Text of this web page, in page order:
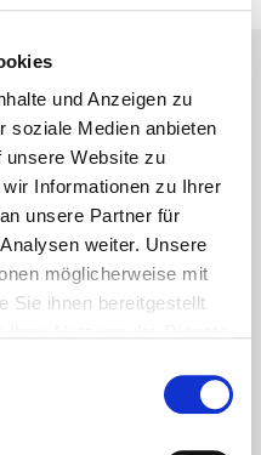
und Anzeigen zu
soziale Medien anbieten
unsere Website zu
Informationen zu Ihrer
unsere Partner für
weiter. Unsere
möglicherweise mit
Sie ihnen bereitgestellt